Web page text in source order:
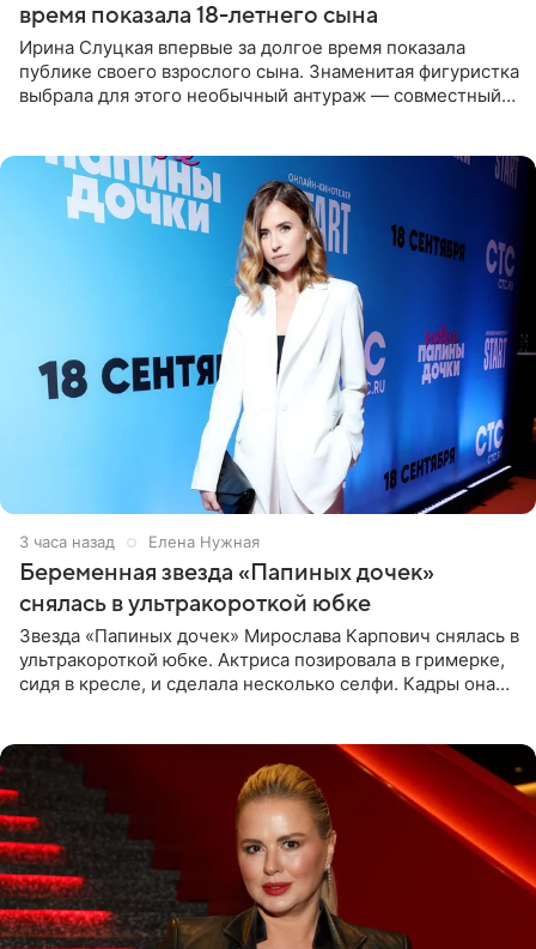
время показала 18-летнего сына
Ирина Слуцкая впервые за долгое время показала
публике своего взрослого сына. Знаменитая фигуристка
выбрала для этого необычный антураж — совместный
3 часа назад Елена Нужная
Беременная звезда «Папиных дочек»
снялась в ультракороткой юбке
Звезда «Папиных дочек» Мирослава Карпович снялась в
ультракороткой юбке. Актриса позировала в гримерке,
сидя в кресле, и сделала несколько селфи. Кадры она